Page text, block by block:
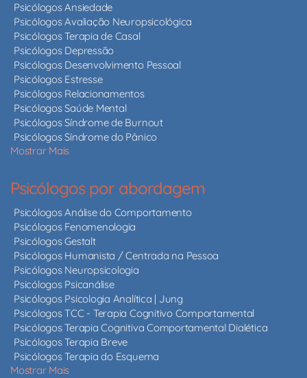
Psicólogos Ansiedade
Psicólogos Avaliação Neuropsicológica
Psicólogos Terapia de Casal
Psicólogos Depressão
Psicólogos Desenvolvimento Pessoal
Psicólogos Estresse
Psicólogos Relacionamentos
Psicólogos Saúde Mental
Psicólogos Síndrome de Burnout
Psicólogos Síndrome do Pânico
Mostrar Mais
Psicólogos por abordagem
Psicólogos Análise do Comportamento
Psicólogos Fenomenologia
Psicólogos Gestalt
Psicólogos Humanista / Centrada na Pessoa
Psicólogos Neuropsicologia
Psicólogos Psicanálise
Psicólogos Psicologia Analítica | Jung
Psicólogos TCC - Terapia Cognitivo Comportamental
Psicólogos Terapia Cognitiva Comportamental Dialética
Psicólogos Terapia Breve
Psicólogos Terapia do Esquema
Mostrar Mais